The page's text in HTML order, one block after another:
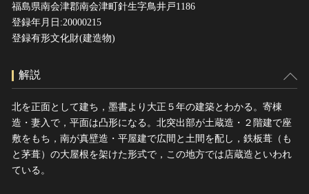
福島県南会津郡南会津町針生字鳥井戸1186
登録年月日:20000215
登録有形文化財(建造物)
解説
北を正面として建ち，墨書より大正５年の建築とわかる。寄棟
造・妻入で，平面は凸形になる。北突出部が土蔵造・２階建で座
敷をもち，南が真壁造・平屋建で広間と土間を配し，鉄板葺（も
と茅葺）の大屋根を架けた形式で，この地方では店蔵造といわれ
ている。